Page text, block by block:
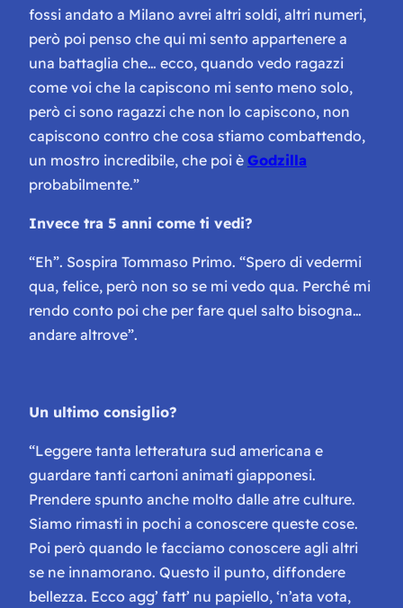
fossi andato a Milano avrei altri soldi, altri numeri,
però poi penso che qui mi sento appartenere a
una battaglia che… ecco, quando vedo ragazzi
come voi che la capiscono mi sento meno solo,
però ci sono ragazzi che non lo capiscono, non
capiscono contro che cosa stiamo combattendo,
un mostro incredibile, che poi è Godzilla
probabilmente.”
Invece tra 5 anni come ti vedi?
“Eh”. Sospira Tommaso Primo. “Spero di vedermi
qua, felice, però non so se mi vedo qua. Perché mi
rendo conto poi che per fare quel salto bisogna…
andare altrove”.
Un ultimo consiglio?
“Leggere tanta letteratura sud americana e
guardare tanti cartoni animati giapponesi.
Prendere spunto anche molto dalle atre culture.
Siamo rimasti in pochi a conoscere queste cose.
Poi però quando le facciamo conoscere agli altri
se ne innamorano. Questo il punto, diffondere
bellezza. Ecco agg’ fatt’ nu papiello, ‘n’ata vota,